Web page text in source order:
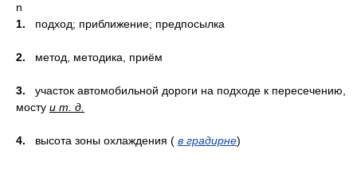
n
1. подход; приближение; предпосылка
2. метод, методика, приём
3. участок автомобильной дороги на подходе к пересечению,
мосту и т. д.
4. высота зоны охлаждения ( в градирне)